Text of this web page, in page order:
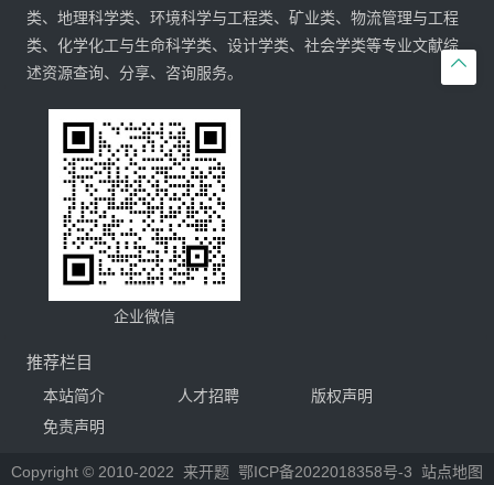

类、地理科学类、环境科学与工程类、矿业类、物流管理与工程
类、化学化工与生命科学类、设计学类、社会学类等专业文献综
述资源查询、分享、咨询服务。
企业微信
推荐栏目
本站简介 人才招聘
版权声明
免责声明
Copyright © 2010-2022 来开题 鄂ICP备2022018358号-3 站点地图